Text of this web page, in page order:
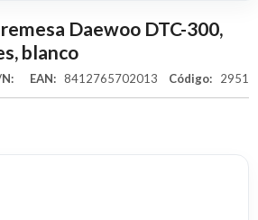
Daewoo DTC-300,
blanco
N: EAN: 8412765702013 Código: 2951